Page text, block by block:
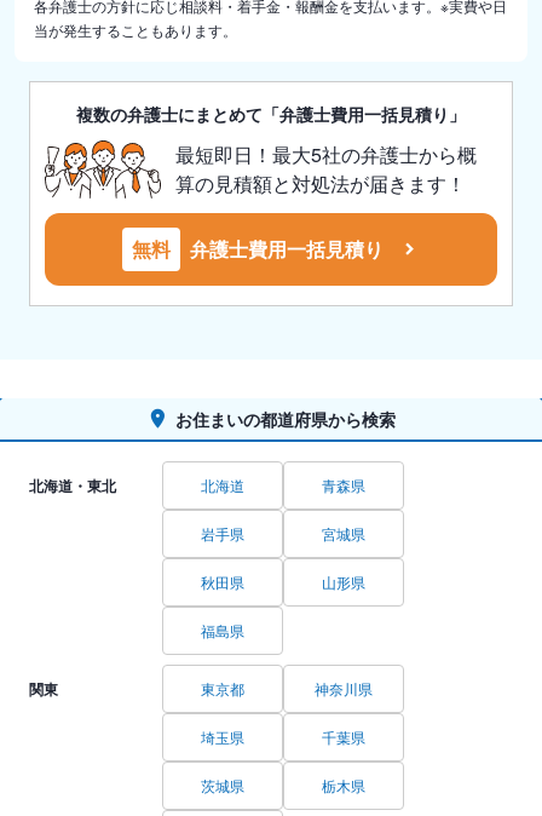
各弁護士の方針に応じ相談料・着手金・報酬金を支払います。※実費や日
当が発生することもあります。
複数の弁護士にまとめて「弁護士費用一括見積り」
最短即日！最大5社の弁護士から概
算の見積額と対処法が届きます！
無料 弁護士費用一括見積り
お住まいの都道府県から検索
北海道・東北 北海道 青森県
岩手県 宮城県
秋田県 山形県
福島県
関東 東京都 神奈川県
埼玉県 千葉県
茨城県 栃木県